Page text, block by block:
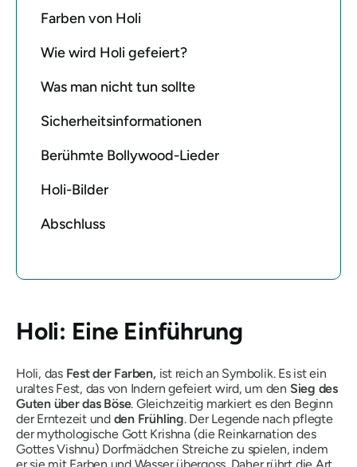
Farben von Holi
Wie wird Holi gefeiert?
Was man nicht tun sollte
Sicherheitsinformationen
Berühmte Bollywood-Lieder
Holi-Bilder
Abschluss
Holi: Eine Einführung
Holi, das Fest der Farben,ist reich an Symbolik. Es ist ein
uraltes Fest, das von Indern gefeiert wird, um den Sieg des
Guten über das Böse. Gleichzeitig markiert es den Beginn
der Erntezeit und den Frühling. Der Legende nach pflegte
der mythologische Gott Krishna (die Reinkarnation des
Gottes Vishnu) Dorfmädchen Streiche zu spielen, indem